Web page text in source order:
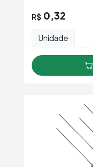
R$ 0,32
Unidade